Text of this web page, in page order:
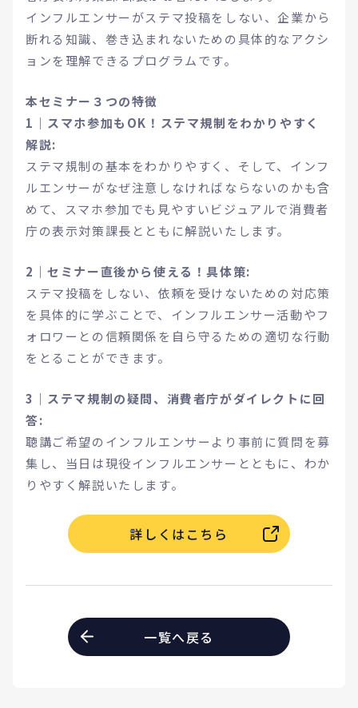
インフルエンサーがステマ投稿をしない、企業から
断れる知識、巻き込まれないための具体的なアクシ
ョンを理解できるプログラムです。
本セミナー３つの特徴
1｜スマホ参加もOK！ステマ規制をわかりやすく
解説:
ステマ規制の基本をわかりやすく、そして、インフ
ルエンサーがなぜ注意しなければならないのかも含
めて、スマホ参加でも見やすいビジュアルで消費者
庁の表示対策課長とともに解説いたします。
2｜セミナー直後から使える！具体策:
ステマ投稿をしない、依頼を受けないための対応策
を具体的に学ぶことで、インフルエンサー活動やフ
ォロワーとの信頼関係を自ら守るための適切な行動
をとることができます。
3｜ステマ規制の疑問、消費者庁がダイレクトに回
答:
聴講ご希望のインフルエンサーより事前に質問を募
集し、当日は現役インフルエンサーとともに、わか
りやすく解説いたします。
詳しくはこちら
一覧へ戻る